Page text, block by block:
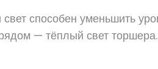
способен уменьшить
— тёплый свет